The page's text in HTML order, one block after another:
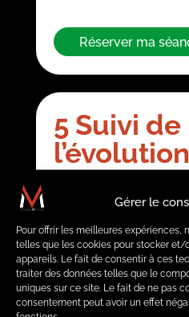
Gérer le
Pour offrir les meilleures expériences,
telles que les cookies pour stocker
appareils. Le fait de consentir à ces
traiter des données telles que le
uniques sur ce site. Le fait de ne pas
consentement peut avoir un effet
Réserver ma
5 Suivi de
l’évolution
et
méthode est
avec une